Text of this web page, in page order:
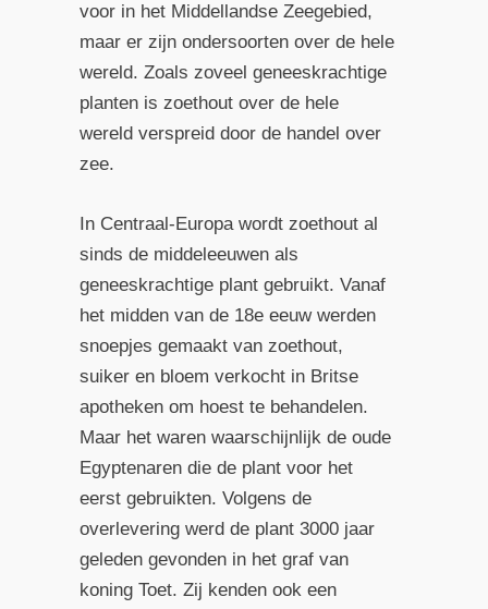
voor in het Middellandse Zeegebied,
maar er zijn ondersoorten over de hele
wereld. Zoals zoveel geneeskrachtige
planten is zoethout over de hele
wereld verspreid door de handel over
zee.
In Centraal-Europa wordt zoethout al
sinds de middeleeuwen als
geneeskrachtige plant gebruikt. Vanaf
het midden van de 18e eeuw werden
snoepjes gemaakt van zoethout,
suiker en bloem verkocht in Britse
apotheken om hoest te behandelen.
Maar het waren waarschijnlijk de oude
Egyptenaren die de plant voor het
eerst gebruikten. Volgens de
overlevering werd de plant 3000 jaar
geleden gevonden in het graf van
koning Toet. Zij kenden ook een